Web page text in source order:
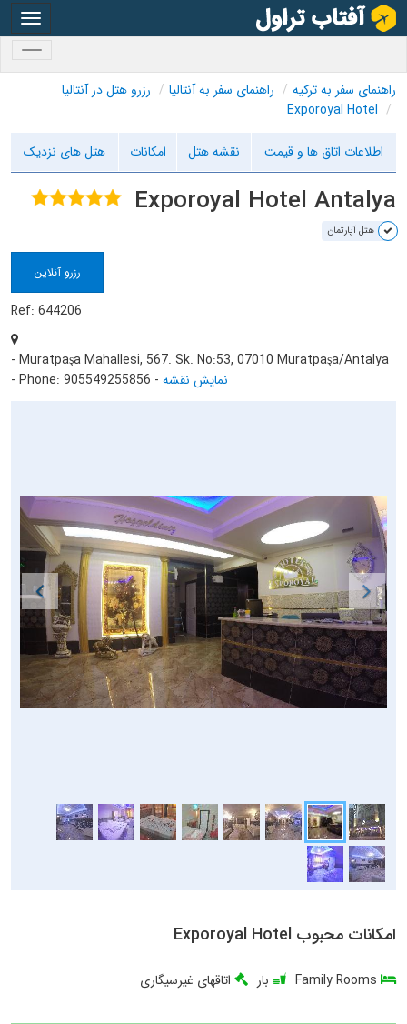
راهنمای سفر به ترکیه راهنمای سفر به آنتالیا
رزرو هتل در آنتالیا
Exporoyal Hotel
اطلاعات اتاق ها و قیمت نقشه هتل امکانات هتل های نزدیک
Exporoyal Hotel Antalya
هتل آپارتمان
رزرو آنلاین
Ref: 644206
- Muratpaşa Mahallesi, 567. Sk. No:53, 07010 Muratpaşa/Antalya
- Phone: 905549255856 - نمایش نقشه
امکانات محبوب Exporoyal Hotel
Family Rooms بار اتاقهای غیرسیگاری